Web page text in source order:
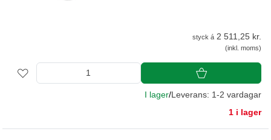
styck á 2 511,25 kr.
(inkl. moms)
I lager/Leverans: 1-2 vardagar
1 i lager